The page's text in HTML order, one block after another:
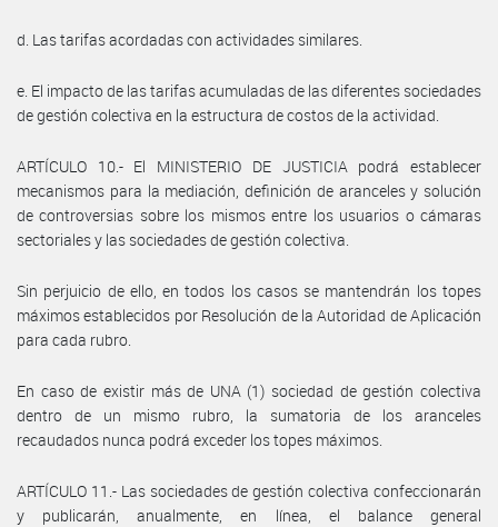
d. Las tarifas acordadas con actividades similares.
e. El impacto de las tarifas acumuladas de las diferentes sociedades
de gestión colectiva en la estructura de costos de la actividad.
ARTÍCULO 10.- El MINISTERIO DE JUSTICIA podrá establecer
mecanismos para la mediación, definición de aranceles y solución
de controversias sobre los mismos entre los usuarios o cámaras
sectoriales y las sociedades de gestión colectiva.
Sin perjuicio de ello, en todos los casos se mantendrán los topes
máximos establecidos por Resolución de la Autoridad de Aplicación
para cada rubro.
En caso de existir más de UNA (1) sociedad de gestión colectiva
dentro de un mismo rubro, la sumatoria de los aranceles
recaudados nunca podrá exceder los topes máximos.
ARTÍCULO 11.- Las sociedades de gestión colectiva confeccionarán
y publicarán, anualmente, en línea, el balance general